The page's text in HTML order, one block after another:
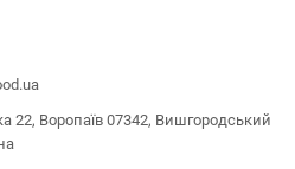
22, Воропаїв 07342, Вишгородський